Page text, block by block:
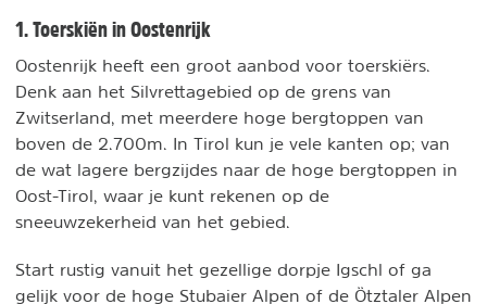
1. Toerskiën in Oostenrijk
Oostenrijk heeft een groot aanbod voor toerskiërs.
Denk aan het Silvrettagebied op de grens van
Zwitserland, met meerdere hoge bergtoppen van
boven de 2.700m. In Tirol kun je vele kanten op; van
de wat lagere bergzijdes naar de hoge bergtoppen in
Oost-Tirol, waar je kunt rekenen op de
sneeuwzekerheid van het gebied.
Start rustig vanuit het gezellige dorpje Igschl of ga
gelijk voor de hoge Stubaier Alpen of de Ötztaler Alpen